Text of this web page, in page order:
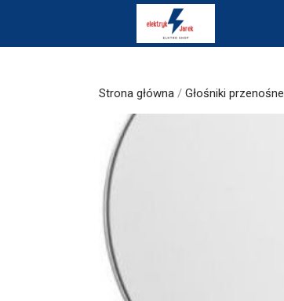
Strona główna / Głośniki przenośne